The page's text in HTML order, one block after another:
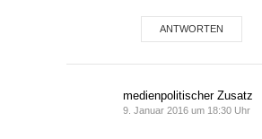
ANTWORTEN
medienpolitischer Zusatz
9. Januar 2016 um 18:30 Uhr